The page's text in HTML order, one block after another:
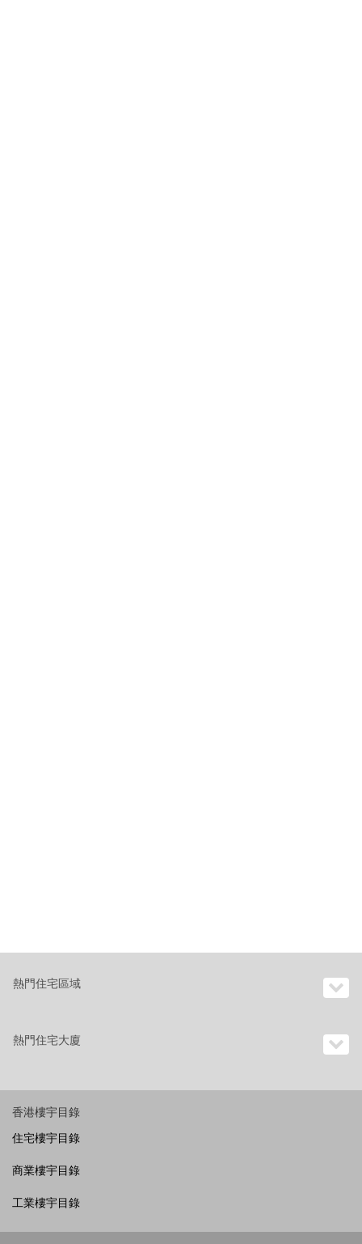
熱門住宅區域
熱門住宅大廈
香港樓宇目錄
住宅樓宇目錄
商業樓宇目錄
工業樓宇目錄